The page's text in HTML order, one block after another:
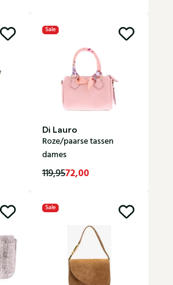
Sale
Di Lauro
Roze/paarse tassen
dames
119,9572,00
Sale